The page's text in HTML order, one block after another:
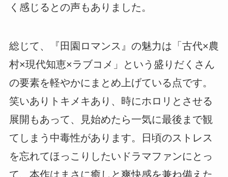
く感じるとの声もありました。
総じて、『田園ロマンス』の魅力は「古代×農
村×現代知恵×ラブコメ」という盛りだくさん
の要素を軽やかにまとめ上げている点です。
笑いありトキメキあり、時にホロリとさせる
展開もあって、見始めたら一気に最後まで観
てしまう中毒性があります。日頃のストレス
を忘れてほっこりしたいドラマファンにとっ
て、本作はまさに癒しと爽快感を兼ね備えた